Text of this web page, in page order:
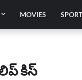
MOVIES
కిస్